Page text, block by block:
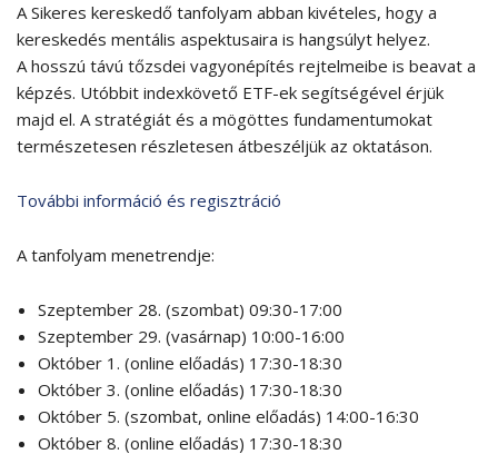
A Sikeres kereskedő tanfolyam abban kivételes, hogy a
kereskedés mentális aspektusaira is hangsúlyt helyez.
A hosszú távú tőzsdei vagyonépítés rejtelmeibe is beavat a
képzés. Utóbbit indexkövető ETF-ek segítségével érjük
majd el. A stratégiát és a mögöttes fundamentumokat
természetesen részletesen átbeszéljük az oktatáson.
További információ és regisztráció
A tanfolyam menetrendje:
Szeptember 28. (szombat) 09:30-17:00
Szeptember 29. (vasárnap) 10:00-16:00
Október 1. (online előadás) 17:30-18:30
Október 3. (online előadás) 17:30-18:30
Október 5. (szombat, online előadás) 14:00-16:30
Október 8. (online előadás) 17:30-18:30